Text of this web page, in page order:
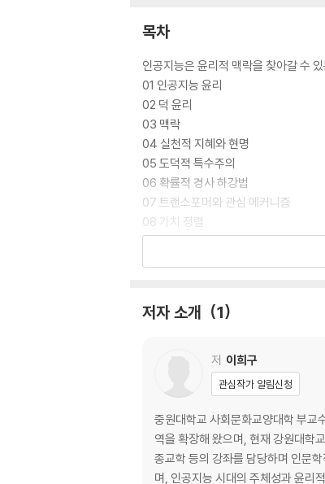
목차
인공지능은 윤리적 맥락을 찾아갈 수
01 인공지능 윤리
02 덕 윤리
03 맥락
04 실천적 지혜와 현명
05 도덕적 특수주의
06 확률적 경사 하강법
07 트랜스포머와 관심 메커니즘
08 가치 정렬
09 기술 돌봄
저자 소개 1
저 이희구
관심작가 알림신청
중원대학교 사회문화교양대학 부교
역을 확장해 왔으며, 현재 강원대학
종교학 등의 강좌를 담당하며 인문
며, 인공지능 시대의 주체성과 윤리